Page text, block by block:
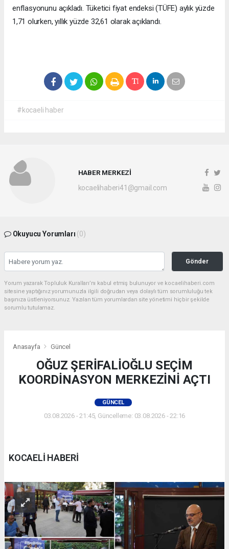
enflasyonunu açıkladı. Tüketici fiyat endeksi (TÜFE) aylık yüzde
1,71 olurken, yıllık yüzde 32,61 olarak açıklandı.
#kocaeli haber
HABER MERKEZİ
kocaelihaberi41@gmail.com
Okuyucu Yorumları (0)
Gönder
Yorum yazarak Topluluk Kuralları’nı kabul etmiş bulunuyor ve kocaelihaberi.com
sitesine yaptığınız yorumunuzla ilgili doğrudan veya dolaylı tüm sorumluluğu tek
başınıza üstleniyorsunuz. Yazılan tüm yorumlardan site yönetimi hiçbir şekilde
sorumlu tutulamaz.
Anasayfa Güncel
OĞUZ ŞERİFALİOĞLU SEÇİM
KOORDİNASYON MERKEZİNİ AÇTI
GÜNCEL
03.08.2026 - 21:45, Güncelleme: 03.08.2026 - 22:16
KOCAELİ HABERİ